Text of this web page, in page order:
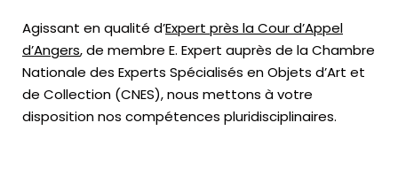
Agissant en qualité d’Expert près la Cour d’Appel
d’Angers, de membre E. Expert auprès de laChambre
Nationale des Experts Spécialisés en Objets d’Art et
de Collection (CNES),nous mettons à votre
disposition nos compétences pluridisciplinaires.